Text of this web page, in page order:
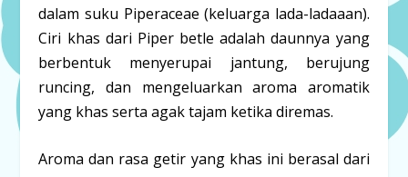
dalam suku Piperaceae (keluarga lada-ladaaan).
Ciri khas dari Piper betle adalah daunnya yang
berbentuk menyerupai jantung, berujung
runcing, dan mengeluarkan aroma aromatik
yang khas serta agak tajam ketika diremas.
Aroma dan rasa getir yang khas ini berasal dari